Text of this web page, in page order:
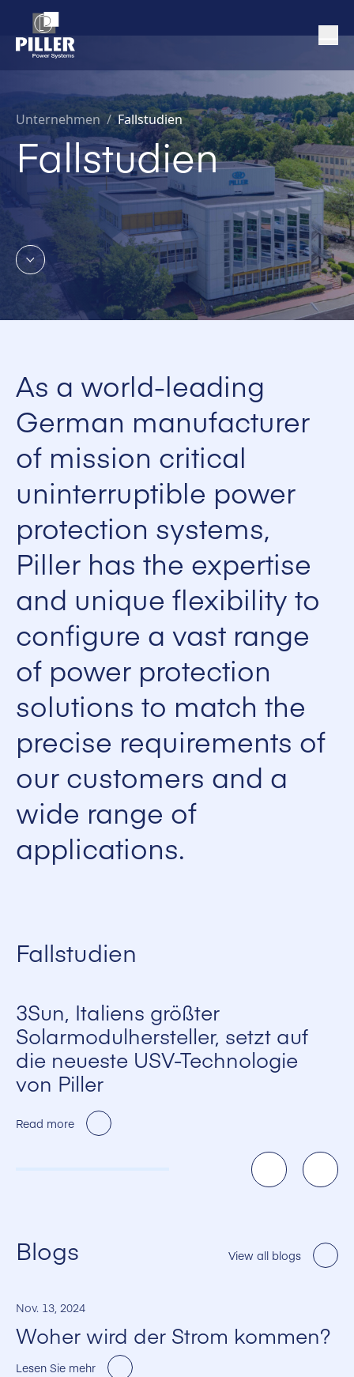
Unternehmen / Fallstudien
Fallstudien
As a world-leading
German manufacturer
of mission critical
uninterruptible power
protection systems,
Piller has the expertise
and unique flexibility to
configure a vast range
of power protection
solutions to match the
precise requirements of
our customers and a
wide range of
applications.
Fallstudien
3Sun, Italiens größter
Solarmodulhersteller, setzt auf
die neueste USV-Technologie
von Piller
Read more
Blogs View all blogs
Nov. 13, 2024
Woher wird der Strom kommen?
Lesen Sie mehr